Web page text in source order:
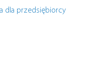
dla przedsiębiorcy